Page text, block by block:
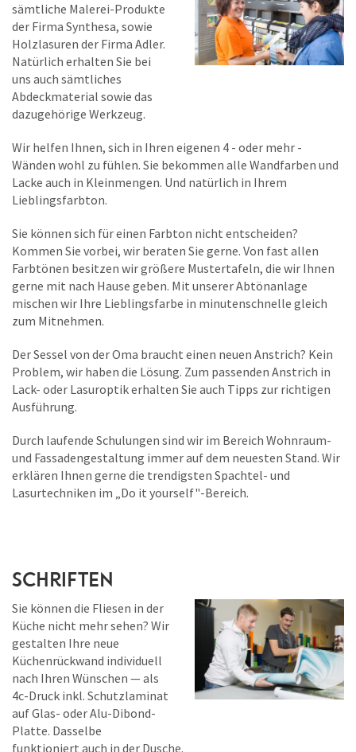
sämtliche Malerei-Produkte
der Firma Synthesa, sowie
Holzlasuren der Firma Adler.
Natürlich erhalten Sie bei
uns auch sämtliches
Abdeckmaterial sowie das
dazugehörige Werkzeug.
Wir helfen Ihnen, sich in Ihren eigenen 4 - oder mehr -
Wänden wohl zu fühlen. Sie bekommen alle Wandfarben und
Lacke auch in Kleinmengen. Und natürlich in Ihrem
Lieblingsfarbton.
Sie können sich für einen Farbton nicht entscheiden?
Kommen Sie vorbei, wir beraten Sie gerne. Von fast allen
Farbtönen besitzen wir größere Mustertafeln, die wir Ihnen
gerne mit nach Hause geben. Mit unserer Abtönanlage
mischen wir Ihre Lieblingsfarbe in minutenschnelle gleich
zum Mitnehmen.
Der Sessel von der Oma braucht einen neuen Anstrich? Kein
Problem, wir haben die Lösung. Zum passenden Anstrich in
Lack- oder Lasuroptik erhalten Sie auch Tipps zur richtigen
Ausführung.
Durch laufende Schulungen sind wir im Bereich Wohnraum-
und Fassadengestaltung immer auf dem neuesten Stand. Wir
erklären Ihnen gerne die trendigsten Spachtel- und
Lasurtechniken im „Do it yourself"-Bereich.
Schriften
Sie können die Fliesen in der
Küche nicht mehr sehen? Wir
gestalten Ihre neue
Küchenrückwand individuell
nach Ihren Wünschen — als
4c-Druck inkl. Schutzlaminat
auf Glas- oder Alu-Dibond-
Platte. Dasselbe
funktioniert auch in der Dusche.